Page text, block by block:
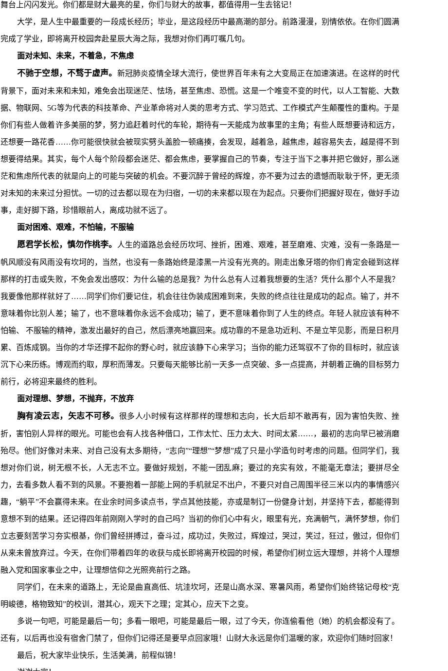
舞台上闪闪发光。你们都是财大最亮的星，你们与财大的故事，都值得用一生去铭记！
大学，是人生中最重要的一段成长经历；毕业，是这段经历中最高潮的部分。前路漫漫，别情依依。在你们圆满
完成了学业，即将离开校园奔赴星辰大海之际，我想对你们再叮嘱几句。
面对未知、未来，不着急，不焦虑
不驰于空想，不骛于虚声。 新冠肺炎疫情全球大流行，使世界百年未有之大变局正在加速演进。在这样的时代
背景下，面对未来和未知，难免会出现迷茫、怯场，甚至焦虑、恐慌。这是一个唯变不变的时代，以人工智能、大数
据、物联网、5G等为代表的科技革命、产业革命将对人类的思考方式、学习范式、工作模式产生颠覆性的重构。于是
你们有些人做着许多美丽的梦，努力追赶着时代的车轮，期待有一天能成为故事里的主角；有些人既想要诗和远方，
还想要一路花香……你可能很快就会被现实劈头盖脸一顿痛揍，会发现，越着急，越焦虑，越容易失去，越是得不到
想要得结果。其实，每个人每个阶段都会迷茫、都会焦虑，要掌握自己的节奏，专注于当下之事并把它做好，那么迷
茫和焦虑所代表的就是向上的可能与突破的机会。不要沉醉于曾经的辉煌，亦不要为过去的遗憾而耿耿于怀，更无须
对未知的未来过分担忧。一切的过去都以现在为归宿，一切的未来都以现在为起点。只要你们把握好现在，做好手边
事，走好脚下路，珍惜眼前人，离成功就不远了。
面对困难、艰难，不怕输，不服输
愿君学长松，慎勿作桃李。 人生的道路总会经历坎坷、挫折，困难、艰难，甚至磨难、灾难，没有一条路是一
帆风顺没有风雨没有坎坷的，当然，也没有一条路始终是漆黑一片没有光亮的。刚走出象牙塔的你们肯定会碰到这样
那样的打击或失败，不免会发出感叹：为什么输的总是我？为什么总有人过着我想要的生活？凭什么那个人不是我？
我要像他那样就好了……同学们你们要记住，机会往往伪装成困难到来，失败的终点往往是成功的起点。输了，并不
意味着你比别人差；输了，也不意味着你永远不会成功；输了，更不意味着你到了人生的终点。年轻人就应该有种不
怕输、 不服输的精神，激发出最好的自己，然后漂亮地赢回来。成功靠的不是急功近利、不是立竿见影，而是日积月
累、百炼成钢。当你的才华还撑不起你的野心时，就应该静下心来学习；当你的能力还驾驭不了你的目标时，就应该
沉下心来历练。博观而约取，厚积而薄发。只要每天能够比前一天多一点突破、多一点提高，并朝着正确的目标努力
前行，必将迎来最终的胜利。
面对理想、梦想，不抛弃，不放弃
胸有凌云志，矢志不可移。 很多人小时候有这样那样的理想和志向，长大后却不敢再有，因为害怕失败、挫
折，害怕别人异样的眼光。可能也会有人找各种借口，工作太忙、压力太大、时间太紧……，最初的志向早已被消磨
殆尽。他们好像对未来、对自己没有太多期待，“志向”“理想”“梦想”成了只是小学造句时考虑的问题。但同学们，我
想对你们说，树无根不长，人无志不立。要做好规划，不能一团乱麻；要过的充实有效，不能毫无章法；要拼尽全
力，去看多数人看不到的风景。不要抱着一部能上网的手机就足不出户，不要只对自己周围半径三米以内的事情感兴
趣，“躺平”不会赢得未来。在业余时间多读点书，学点其他技能，亦或是制订一份健身计划，并坚持下去，都能得到
意想不到的结果。还记得四年前刚刚入学时的自己吗？当初的你们心中有火，眼里有光，充满朝气，满怀梦想，你们
立志要刻苦学习夯实根基，你们曾经拼搏过，奋斗过，成功过，失败过，辉煌过，哭过，笑过，狂过，傲过，但你们
从来未曾放弃过。今天，在你们带着四年的收获与成长即将离开校园的时候，希望你们树立远大理想，并将个人理想
融入党和国家事业之中，让理想信仰之光照亮前行之路。
同学们，在未来的道路上，无论是曲直高低、坑洼坎坷，还是山高水深、寒暑风雨，希望你们始终铭记母校“克
明峻德，格物致知”的校训，潜其心，观天下之理；定其心，应天下之变。
多说一句吧，可能是最后一句；多看一眼吧，可能是最后一眼，过了今天，你连偷看他（她）的机会都没有了。
还有，以后再也没有宿舍门禁了，但你们记得还是要早点回家哦！山财大永远是你们温暖的家，欢迎你们随时回家！
最后，祝大家毕业快乐，生活美满，前程似锦！